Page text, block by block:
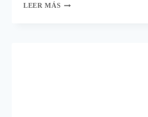
LEER MÁS UN